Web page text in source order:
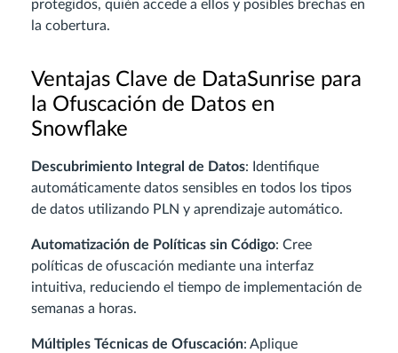
protegidos, quién accede a ellos y posibles brechas en
la cobertura.
Ventajas Clave de DataSunrise para
la Ofuscación de Datos en
Snowflake
Descubrimiento Integral de Datos: Identifique
automáticamente datos sensibles en todos los tipos
de datos utilizando PLN y aprendizaje automático.
Automatización de Políticas sin Código: Cree
políticas de ofuscación mediante una interfaz
intuitiva, reduciendo el tiempo de implementación de
semanas a horas.
Múltiples Técnicas de Ofuscación: Aplique